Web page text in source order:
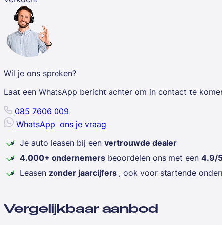
Wil je ons spreken?
Laat een WhatsApp bericht achter om in contact te
085 7606 009
WhatsApp ons je vraag
Je auto leasen bij een vertrouwde dealer
4.000+ ondernemers beoordelen ons met een 4.9/5
Leasen zonder jaarcijfers , ook voor startende
Vergelijkbaar aanbod